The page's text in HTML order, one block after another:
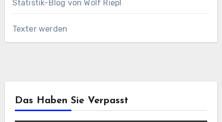
Statistik-Blog von Wolf Riepl
Texter werden
Das Haben Sie Verpasst